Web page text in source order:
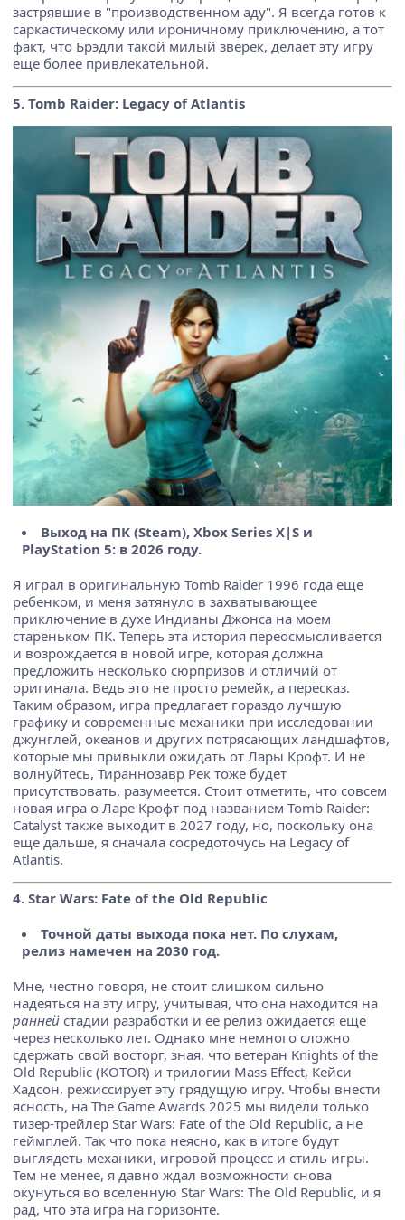
застрявшие в "производственном аду". Я всегда готов к
саркастическому или ироничному приключению, а тот
факт, что Брэдли такой милый зверек, делает эту игру
еще более привлекательной.
5. Tomb Raider: Legacy of Atlantis
Выход на ПК (Steam), Xbox Series X|S и
PlayStation 5: в 2026 году.
Я играл в оригинальную Tomb Raider 1996 года еще
ребенком, и меня затянуло в захватывающее
приключение в духе Индианы Джонса на моем
стареньком ПК. Теперь эта история переосмысливается
и возрождается в новой игре, которая должна
предложить несколько сюрпризов и отличий от
оригинала. Ведь это не просто ремейк, а пересказ.
Таким образом, игра предлагает гораздо лучшую
графику и современные механики при исследовании
джунглей, океанов и других потрясающих ландшафтов,
которые мы привыкли ожидать от Лары Крофт. И не
волнуйтесь, Тираннозавр Рек тоже будет
присутствовать, разумеется. Стоит отметить, что совсем
новая игра о Ларе Крофт под названием Tomb Raider:
Catalyst также выходит в 2027 году, но, поскольку она
еще дальше, я сначала сосредоточусь на Legacy of
Atlantis.
4. Star Wars: Fate of the Old Republic
Точной даты выхода пока нет. По слухам,
релиз намечен на 2030 год.
Мне, честно говоря, не стоит слишком сильно
надеяться на эту игру, учитывая, что она находится на
ранней стадии разработки и ее релиз ожидается еще
через несколько лет. Однако мне немного сложно
сдержать свой восторг, зная, что ветеран Knights of the
Old Republic (KOTOR) и трилогии Mass Effect, Кейси
Хадсон, режиссирует эту грядущую игру. Чтобы внести
ясность, на The Game Awards 2025 мы видели только
тизер-трейлер Star Wars: Fate of the Old Republic, а не
геймплей. Так что пока неясно, как в итоге будут
выглядеть механики, игровой процесс и стиль игры.
Тем не менее, я давно ждал возможности снова
окунуться во вселенную Star Wars: The Old Republic, и я
рад, что эта игра на горизонте.